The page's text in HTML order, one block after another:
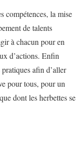
compétences, la mise
de talents
à chacun pour en
d’actions. Enfin
afin d’aller
pour tous, pour un
dont les herbettes se